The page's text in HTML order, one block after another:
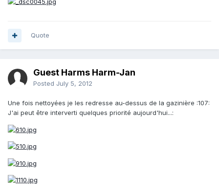
Quote
Guest Harms Harm-Jan
Posted July 5, 2012
Une fois nettoyées je les redresse au-dessus de la gazinière :107:
J'ai peut être interverti quelques priorité aujourd'hui...: